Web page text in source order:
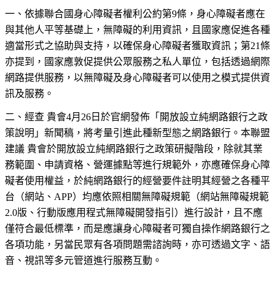
一、依據聯合國身心障礙者權利公約第9條，身心障礙者應在
與其他人平等基礎上，無障礙的利用資訊，且國家應促進各種
適當形式之協助與支持，以確保身心障礙者獲取資訊；第21條
亦提到，國家應敦促提供公眾服務之私人單位，包括透過網際
網路提供服務，以無障礙及身心障礙者可以使用之模式提供資
訊及服務。
二、經查 貴會4月26日於官網發佈「開放設立純網路銀行之政
策說明」新聞稿，將考量引進此種新型態之網路銀行。本聯盟
建議 貴會於開放設立純網路銀行之政策研擬階段，除就其業
務範圍、申請資格、營運據點等進行規範外，亦應確保身心障
礙者使用權益，於純網路銀行的經營要件註明其經營之各種平
台（網站、APP）均應依照相關無障礙規範（網站無障礙規範
2.0版、行動版應用程式無障礙開發指引）進行設計，且不應
僅符合最低標準，而是應讓身心障礙者可獨自操作網路銀行之
各項功能，另當民眾有各項問題需諮詢時，亦可透過文字、語
音、視訊等多元管道進行服務互動。